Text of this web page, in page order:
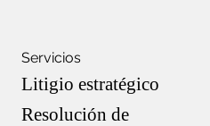
Servicios
Litigio estratégico
Resolución de